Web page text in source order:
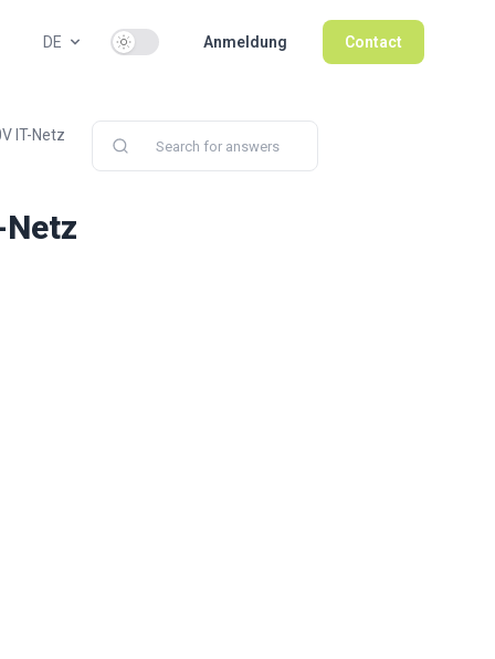
DE Use setting Anmeldung Contact
IT-Netz